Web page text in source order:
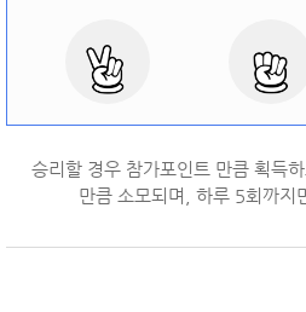
승리할 경우 참가포인트 만큼 획득
만큼 소모되며, 하루 5회까지